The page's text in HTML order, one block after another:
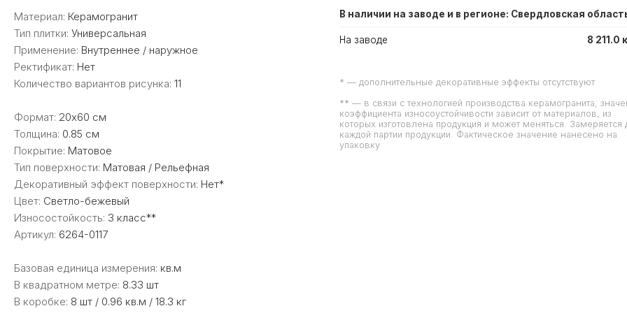
Материал: Керамогранит
Тип плитки: Универсальная
Применение: Внутреннее / наружное
Ректификат: Нет
Количество вариантов рисунка: 11
Формат: 20x60 см
Толщина: 0.85 см
Покрытие: Матовое
Тип поверхности: Матовая / Рельефная
Декоративный эффект поверхности: Нет*
Цвет: Светло-бежевый
Износостойкость: 3 класс**
Артикул: 6264-0117
Базовая единица измерения: кв.м
В квадратном метре: 8.33 шт
В коробке: 8 шт / 0.96 кв.м / 18.3 кг
В наличии на заводе и в регионе: Свердловская
На заводе 8 211.0
* — дополнительные декоративные эффекты отсутствуют
** — в связи с технологией производства керамогранита,
коэффициента износоустойчивости зависит от материалов, из
которых изготовлена продукция и может меняться. Замеряется
каждой партии продукции. Фактическое значение нанесено на
упаковку